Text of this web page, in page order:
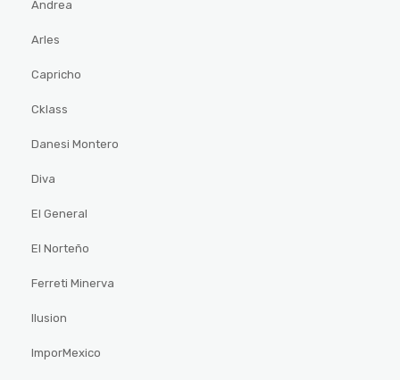
Andrea
Arles
Capricho
Cklass
Danesi Montero
Diva
El General
El Norteño
Ferreti Minerva
Ilusion
ImporMexico